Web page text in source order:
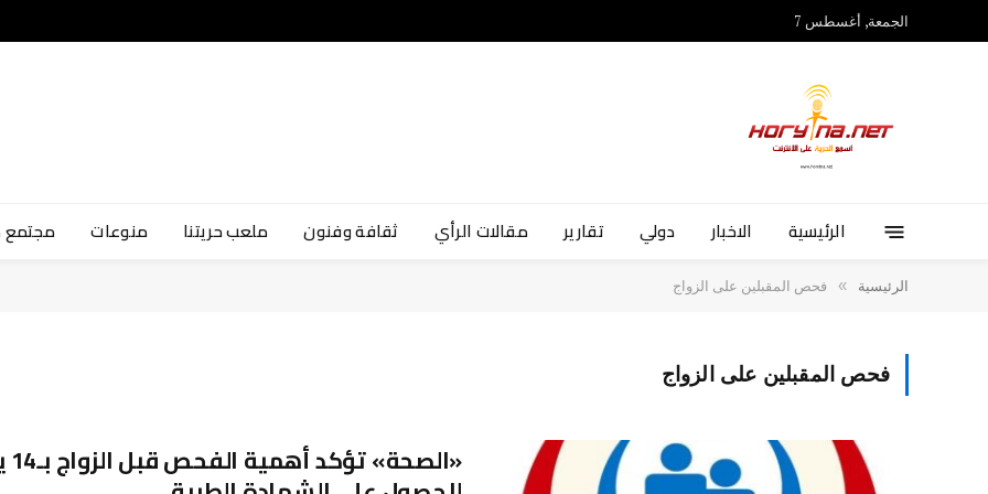
الجمعة, أغسطس 7
الرئيسية الاخبار دولي تقارير مقالات الرأي ثقافة وفنون ملعب حريتنا منوعات
الرئيسية » فحص المقبلين على الزواج
فحص المقبلين على الزواج